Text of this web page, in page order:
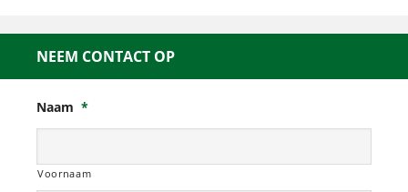
NEEM CONTACT OP
Naam *
Voornaam